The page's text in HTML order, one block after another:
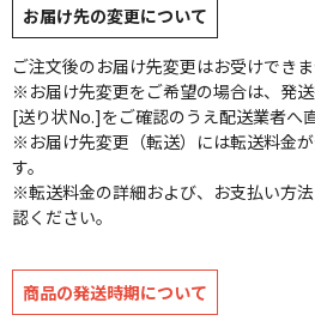
お届け先の変更について
ご注文後のお届け先変更はお受けできま
※お届け先変更をご希望の場合は、発
[送り状No.]をご確認のうえ配送業者へ
※お届け先変更（転送）には転送料金
す。
※転送料金の詳細および、お支払い方
認ください。
商品の発送時期について